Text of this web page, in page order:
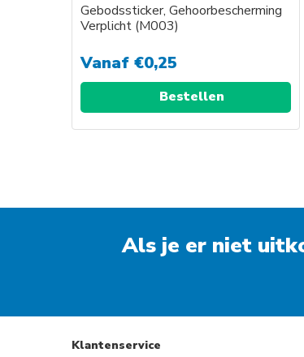
Gebodssticker, Gehoorbescherming
Verplicht (M003)
Vanaf €0,25
Bestellen
Als je er niet
Klantenservice